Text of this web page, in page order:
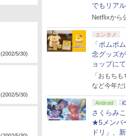
でもリア
しかも日
Netflixから
エンタメ
「ポムポ
念グッズ
ョップに
「おもち
など今年だ
Android
さくらみ
★5メンバ
ドリ」、
(2002/5/30)
(2002/5/30)